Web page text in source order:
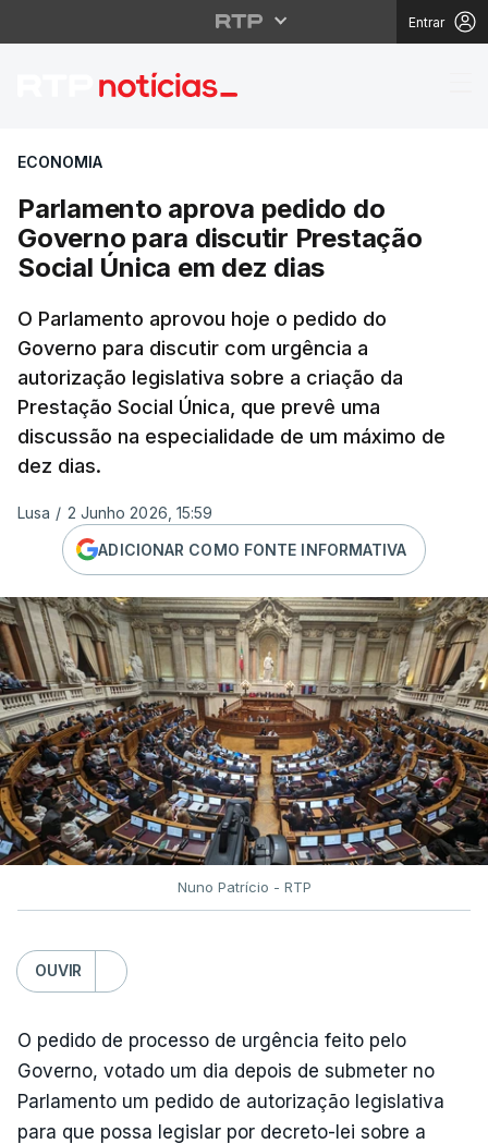
Entrar
Parlamento aprova
ECONOMIA
Parlamento aprova pedido do
Governo para discutir Prestação
Social Única em dez dias
O Parlamento aprovou hoje o pedido do
Governo para discutir com urgência a
autorização legislativa sobre a criação da
Prestação Social Única, que prevê uma
discussão na especialidade de um máximo de
dez dias.
Lusa / 2 Junho 2026, 15:59
ADICIONAR COMO FONTE INFORMATIVA
Nuno Patrício - RTP
OUVIR
O pedido de processo de urgência feito pelo
Governo, votado um dia depois de submeter no
Parlamento um pedido de autorização legislativa
para que possa legislar por decreto-lei sobre a